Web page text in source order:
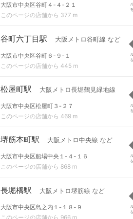
大阪市中央区谷町４-４-２１
このページの店舗から 377 m
谷町六丁目駅 大阪メトロ谷町線 など
大阪市中央区谷町６-９-１
このページの店舗から 445 m
松屋町駅 大阪メトロ長堀鶴見緑地線
大阪市中央区松屋町３-２７
このページの店舗から 469 m
堺筋本町駅 大阪メトロ中央線 など
大阪市中央区船場中央１-４-１６
このページの店舗から 868 m
長堀橋駅 大阪メトロ堺筋線 など
大阪市中央区島之内１-１８-９
このページの店舗から 966 m